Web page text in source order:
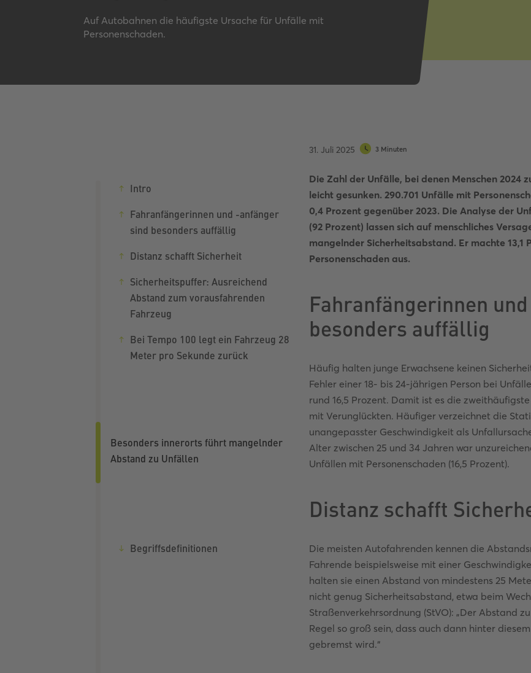
Pkw-Fahrrad-Quiz
Verkehrszeichen-Quiz
Auf Autobahnen die häufigste Ursache für Unfälle mit
Personenschaden.
Intro
Fahranfängerinnen und -anfänger
sind besonders auffällig
Distanz schafft Sicherheit
Sicherheitspuffer: Ausreichend
Abstand zum vorausfahrenden
Fahrzeug
Bei Tempo 100 legt ein Fahrzeug 28
Meter pro Sekunde zurück
Besonders innerorts führt mangelnder
Abstand zu Unfällen
Begriffsdefinitionen
31. Juli 2025 3 Minuten
Die Zahl der Unfälle, bei denen Menschen 2024
leicht gesunken. 290.701 Unfälle mit
0,4 Prozent gegenüber 2023. Die Analyse der
(92 Prozent) lassen sich auf menschliches
mangelnder Sicherheitsabstand. Er machte
Personenschaden aus.
Fahranfängerinnen
besonders auffällig
Häufig halten junge Erwachsene keinen
Fehler einer 18- bis 24-jährigen Person bei
rund 16,5 Prozent. Damit ist es die
mit Verunglückten. Häufiger verzeichnet die
unangepasster Geschwindigkeit als
Alter zwischen 25 und 34 Jahren war
Unfällen mit Personenschaden (16,5 Prozent).
Distanz schafft
Die meisten Autofahrenden kennen die
Fahrende beispielsweise mit einer
halten sie einen Abstand von mindestens 25
nicht genug Sicherheitsabstand, etwa beim
Straßenverkehrsordnung (StVO): „Der Abstand
Regel so groß sein, dass auch dann hinter
gebremst wird.“